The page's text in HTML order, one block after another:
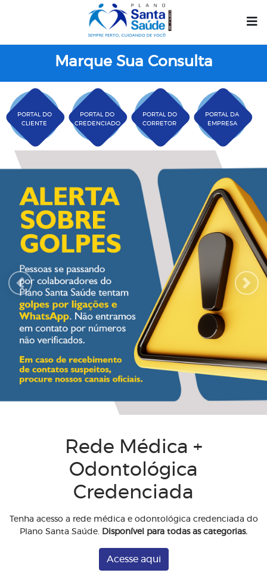
Marque Sua Consulta
PORTAL DO
CLIENTE
PORTAL DO
CREDENCIADO
PORTAL DO
CORRETOR
PORTAL DA
EMPRESA
Plano Santa Casa
Previous Next
Rede Médica +
Odontológica
Credenciada
Tenha acesso a rede médica e odontológica credenciada do
Plano Santa Saúde. Disponível para todas as categorias.
Acesse aqui